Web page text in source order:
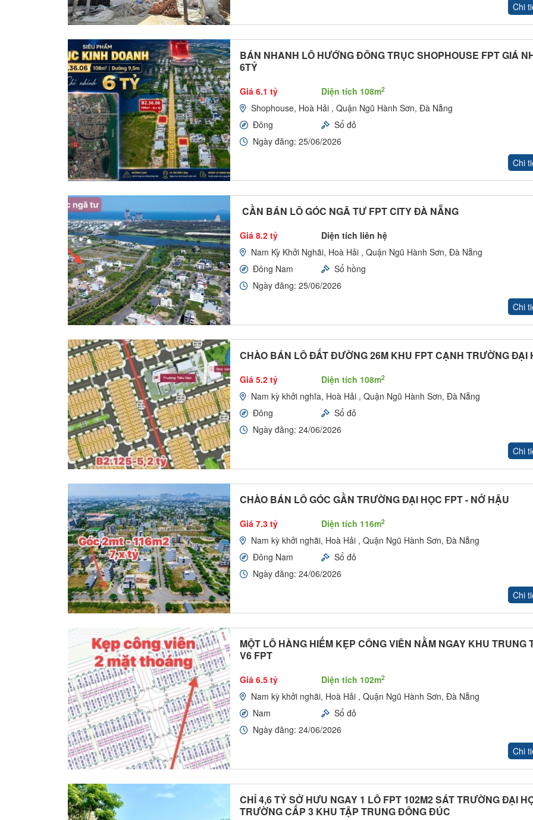
Chi
BÁN NHANH LÔ HƯỚNG ĐÔNG TRỤC SHOPHOUSE FPT GIÁ
6TỶ
Giá 6.1 tỷ Diện tích 108m2
Shophouse, Hoà Hải , Quận Ngũ Hành Sơn, Đà Nẵng
Đông
Sổ đỏ
Ngày đăng: 25/06/2026
Chi
CẦN BÁN LÔ GÓC NGÃ TƯ FPT CITY ĐÀ NẴNG
Giá 8.2 tỷ
Diện tích liên hệ
Nam Kỳ Khởi Nghãi, Hoà Hải , Quận Ngũ Hành Sơn, Đà Nẵng
Đông Nam
Sổ hồng
Ngày đăng: 25/06/2026
Chi
CHÀO BÁN LÔ ĐẤT ĐƯỜNG 26M KHU FPT CẠNH TRƯỜNG ĐẠI
Giá 5.2 tỷ Diện tích 108m2
Nam kỳ khởi nghĩa, Hoà Hải , Quận Ngũ Hành Sơn, Đà Nẵng
Đông
Sổ đỏ
Ngày đăng: 24/06/2026
Chi
CHÀO BÁN LÔ GÓC GẦN TRƯỜNG ĐẠI HỌC FPT - NỞ HẬU
Giá 7.3 tỷ Diện tích 116m2
Nam kỳ khởi nghãi, Hoà Hải , Quận Ngũ Hành Sơn, Đà Nẵng
Đông Nam
Sổ đỏ
Ngày đăng: 24/06/2026
Chi
MỘT LÔ HÀNG HIẾM KẸP CÔNG VIÊN NẰM NGAY KHU TRUNG
V6 FPT
Giá 6.5 tỷ Diện tích 102m2
Nam kỳ khởi nghãi, Hoà Hải , Quận Ngũ Hành Sơn, Đà Nẵng
Nam
Sổ đỏ
Ngày đăng: 24/06/2026
Chi
CHỈ 4,6 TỶ SỞ HƯU NGAY 1 LÔ FPT 102M2 SÁT TRƯỜNG ĐẠI
TRƯỜNG CẤP 3 KHU TẬP TRUNG ĐÔNG ĐÚC